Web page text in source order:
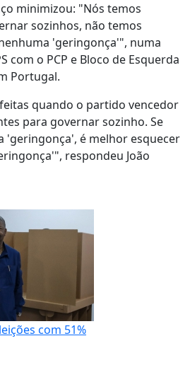
minimizou: "Nós temos
sozinhos, não temos
'geringonça'", numa
com o PCP e Bloco de Esquerda
Portugal.
quando o partido vencedor
para governar sozinho. Se
'geringonça', é melhor esquecer
respondeu João
com 51%